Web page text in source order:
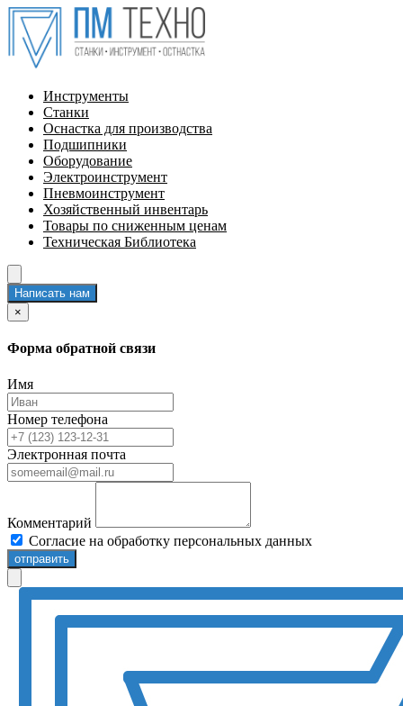
Инструменты
Станки
Оснастка для производства
Подшипники
Оборудование
Электроинструмент
Пневмоинструмент
Хозяйственный инвентарь
Товары по сниженным ценам
Техническая Библиотека
Написать нам
×
Форма обратной связи
Имя
Номер телефона
Электронная почта
Комментарий
Согласие на обработку персональных данных
отправить